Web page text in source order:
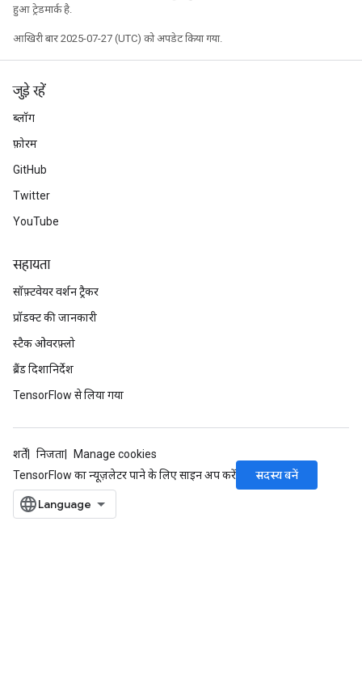
हुआ ट्रेडमार्क है.
आखिरी बार 2025-07-27 (UTC) को अपडेट किया गया.
जुड़े रहें
ब्लॉग
फ़ोरम
GitHub
Twitter
YouTube
सहायता
सॉफ़्टवेयर वर्शन ट्रैकर
प्रॉडक्ट की जानकारी
स्टैक ओवरफ़्लो
ब्रैंड दिशानिर्देश
TensorFlow से लिया गया
शर्तें निजता
Manage cookies
TensorFlow का न्यूज़लेटर पाने के लिए साइन अप करें
सदस्य बनें